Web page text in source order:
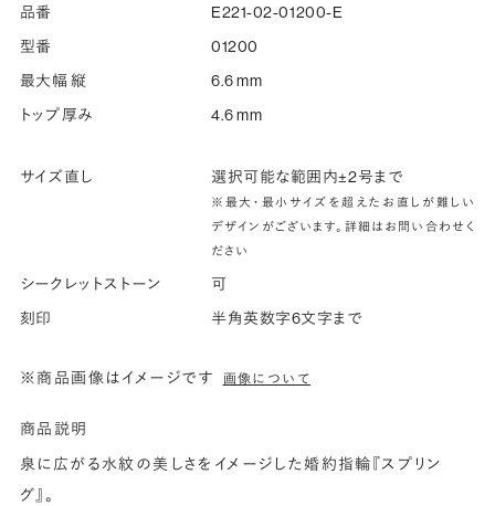
品番
E221-02-01200-E
型番
01200
最大幅 縦
6.6 mm
トップ厚み
4.6 mm
サイズ直し 選択可能な範囲内±2号まで
※最大・最小サイズを超えたお直しが難しい
デザインがございます。詳細はお問い合わせく
ださい
シークレットストーン
可
刻印
半角英数字6文字まで
※商品画像はイメージです 画像について
商品説明
泉に広がる水紋の美しさをイメージした婚約指輪『スプリン
グ』。